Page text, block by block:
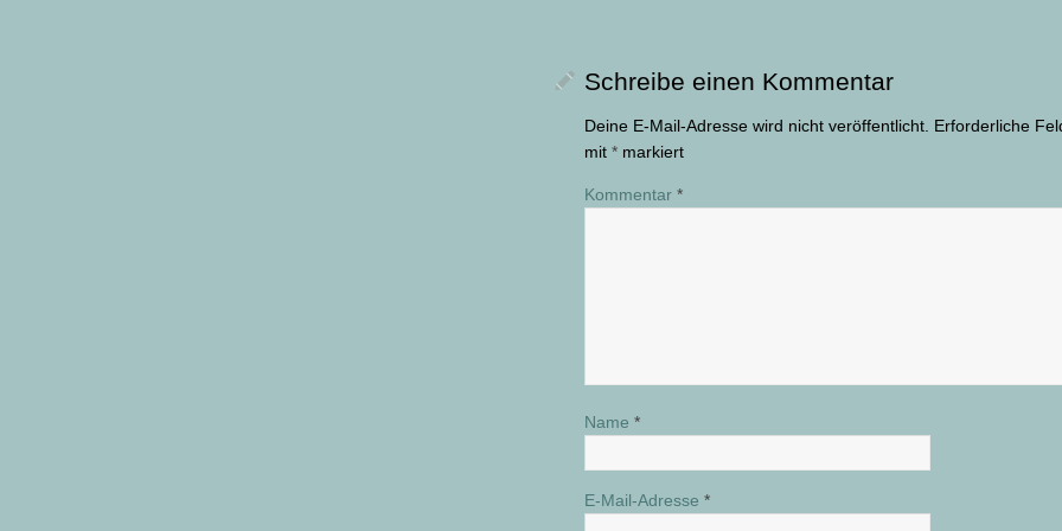
Schreibe einen Kommentar
Deine E-Mail-Adresse wird nicht veröffentlicht. Erforderliche
mit * markiert
Kommentar *
Name *
E-Mail-Adresse *